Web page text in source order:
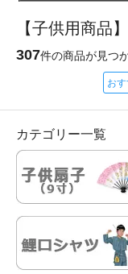
【子供用商品
307件の商品が見つ
お
カテゴリー一覧